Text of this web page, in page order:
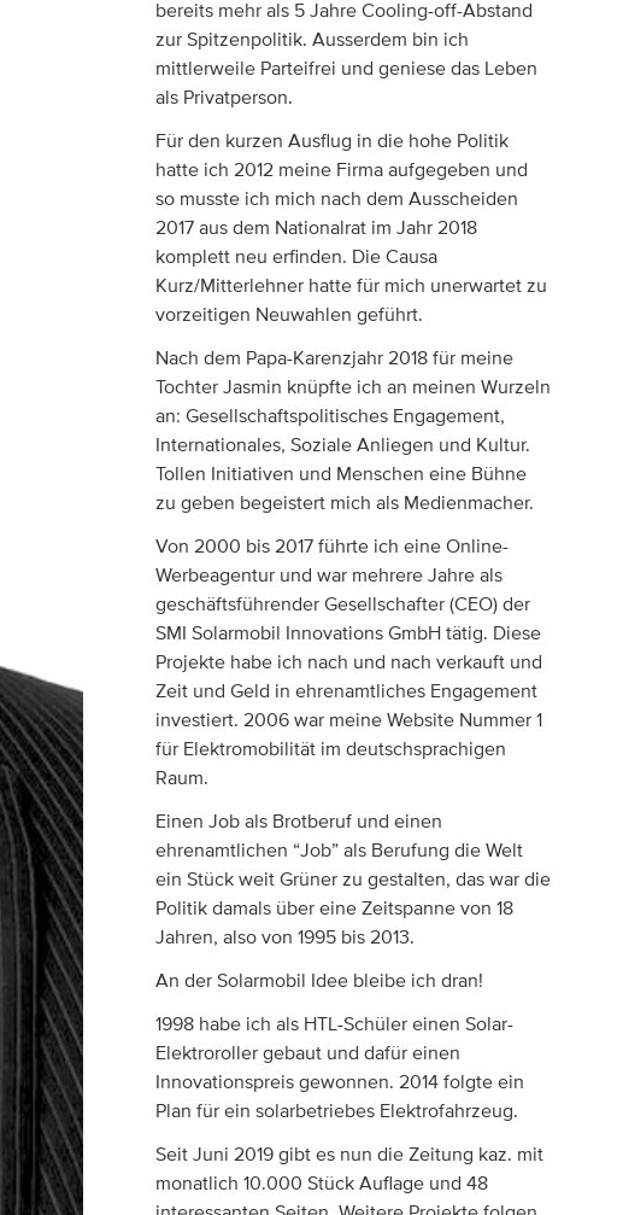
bereits mehr als 5 Jahre Cooling-off-Abstand
zur Spitzenpolitik. Ausserdem bin ich
mittlerweile Parteifrei und geniese das Leben
als Privatperson.
Für den kurzen Ausflug in die hohe Politik
hatte ich 2012 meine Firma aufgegeben und
so musste ich mich nach dem Ausscheiden
2017 aus dem Nationalrat im Jahr 2018
komplett neu erfinden. Die Causa
Kurz/Mitterlehner hatte für mich unerwartet zu
vorzeitigen Neuwahlen geführt.
Nach dem Papa-Karenzjahr 2018 für meine
Tochter Jasmin knüpfte ich an meinen Wurzeln
an: Gesellschaftspolitisches Engagement,
Internationales, Soziale Anliegen und Kultur.
Tollen Initiativen und Menschen eine Bühne
zu geben begeistert mich als Medienmacher.
Von 2000 bis 2017 führte ich eine Online-
Werbeagentur und war mehrere Jahre als
geschäftsführender Gesellschafter (CEO) der
SMI Solarmobil Innovations GmbH tätig. Diese
Projekte habe ich nach und nach verkauft und
Zeit und Geld in ehrenamtliches Engagement
investiert. 2006 war meine Website Nummer 1
für Elektromobilität im deutschsprachigen
Raum.
Einen Job als Brotberuf und einen
ehrenamtlichen “Job” als Berufung die Welt
ein Stück weit Grüner zu gestalten, das war die
Politik damals über eine Zeitspanne von 18
Jahren, also von 1995 bis 2013.
An der Solarmobil Idee bleibe ich dran!
1998 habe ich als HTL-Schüler einen Solar-
Elektroroller gebaut und dafür einen
Innovationspreis gewonnen. 2014 folgte ein
Plan für ein solarbetriebes Elektrofahrzeug.
Seit Juni 2019 gibt es nun die Zeitung kaz. mit
monatlich 10.000 Stück Auflage und 48